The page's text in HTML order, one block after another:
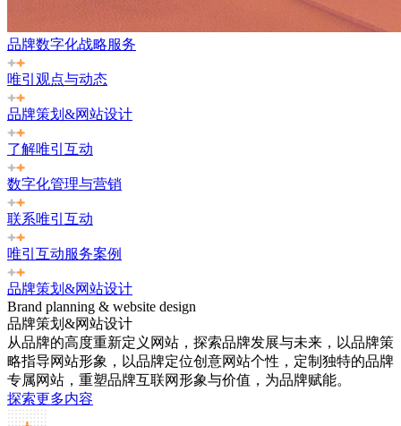
品牌数字化战略服务
唯引观点与动态
品牌策划&网站设计
了解唯引互动
数字化管理与营销
联系唯引互动
唯引互动服务案例
品牌策划&网站设计
Brand planning & website design
品牌策划&网站设计
从品牌的高度重新定义网站，探索品牌发展与未来，以品牌策
略指导网站形象，以品牌定位创意网站个性，定制独特的品牌
专属网站，重塑品牌互联网形象与价值，为品牌赋能。
探索更多内容